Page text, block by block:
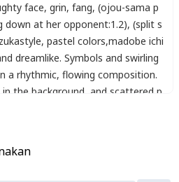
face, grin, fang, (ojou-sama p
down at her opponent:1.2), (split s
, pastel colors,madobe ichi
dreamlike. Symbols and swirling
a rhythmic, flowing composition.
the background and scattered p